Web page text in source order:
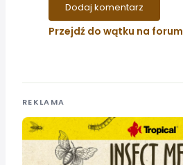
Dodaj komentarz
Przejdź do wątku na forum
REKLAMA